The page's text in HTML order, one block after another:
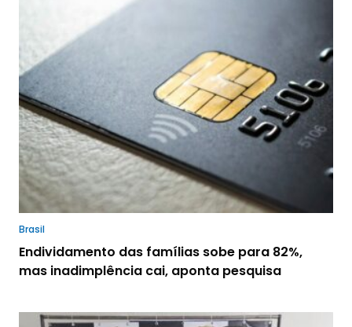
Brasil
Endividamento das famílias sobe para 82%,
mas inadimplência cai, aponta pesquisa